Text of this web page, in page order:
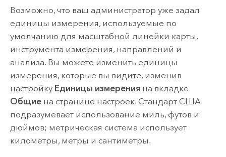
Возможно, что ваш администратор уже задал
единицы измерения, используемые по
умолчанию для масштабной линейки карты,
инструмента измерения, направлений и
анализа. Вы можете изменить единицы
измерения, которые вы видите, изменив
настройку Единицы измерения на вкладке
Общиена странице настроек. Стандарт США
подразумевает использование миль, футов и
дюймов; метрическая система использует
километры, метры и сантиметры.